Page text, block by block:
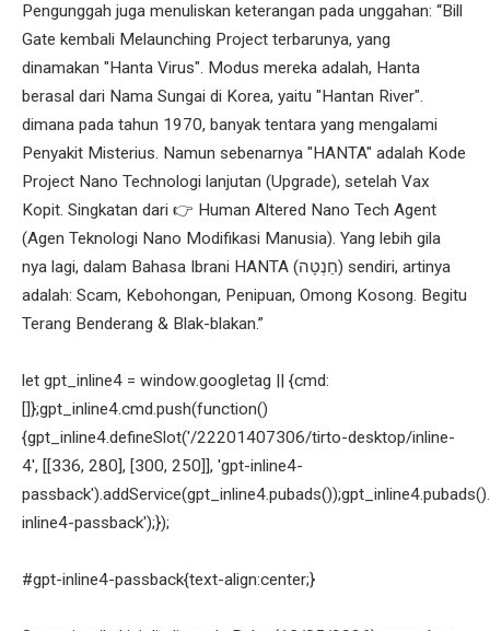
Pengunggah juga menuliskan keterangan pada unggahan: “Bill
Gate kembali Melaunching Project terbarunya, yang
dinamakan "Hanta Virus". Modus mereka adalah, Hanta
berasal dari Nama Sungai di Korea, yaitu "Hantan River".
dimana pada tahun 1970, banyak tentara yang mengalami
Penyakit Misterius. Namun sebenarnya "HANTA" adalah Kode
Project Nano Technologi lanjutan (Upgrade), setelah Vax
Kopit. Singkatan dari 👉 Human Altered Nano Tech Agent
(Agen Teknologi Nano Modifikasi Manusia). Yang lebih gila
nya lagi, dalam Bahasa Ibrani HANTA (חַנְטָה) sendiri, artinya
adalah: Scam, Kebohongan, Penipuan, Omong Kosong. Begitu
Terang Benderang & Blak-blakan.”
let gpt_inline4 = window.googletag || {cmd:
[]};gpt_inline4.cmd.push(function()
{gpt_inline4.defineSlot('/22201407306/tirto-desktop/inline-
4', [[336, 280], [300, 250]], 'gpt-inline4-
inline4-passback');});
#gpt-inline4-passback{text-align:center;}